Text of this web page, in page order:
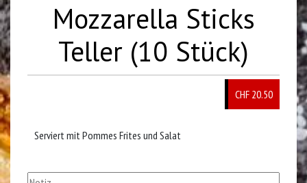
Mozzarella Sticks
Teller (10 Stück)
CHF 20.50
Serviert mit Pommes Frites und Salat